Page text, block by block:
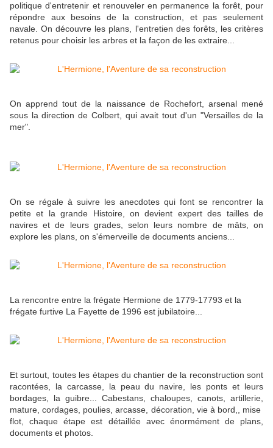
politique d'entretenir et renouveler en permanence la forêt, pour
répondre aux besoins de la construction, et pas seulement
navale. On découvre les plans, l'entretien des forêts, les critères
retenus pour choisir les arbres et la façon de les extraire...
On apprend tout de la naissance de Rochefort, arsenal mené
sous la direction de Colbert, qui avait tout d'un "Versailles de la
mer".
On se régale à suivre les anecdotes qui font se rencontrer la
petite et la grande Histoire, on devient expert des tailles de
navires et de leurs grades, selon leurs nombre de mâts, on
explore les plans, on s'émerveille de documents anciens...
La rencontre entre la frégate Hermione de 1779-17793 et la
frégate furtive La Fayette de 1996 est jubilatoire...
Et surtout, toutes les étapes du chantier de la reconstruction sont
racontées, la carcasse, la peau du navire, les ponts et leurs
bordages, la guibre... Cabestans, chaloupes, canots, artillerie,
mature, cordages, poulies, arcasse, décoration, vie à bord,, mise
flot, chaque étape est détaillée avec énormément de plans,
documents et photos.